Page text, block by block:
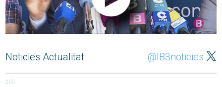
Noticies Actualitat @IB3noticies
200